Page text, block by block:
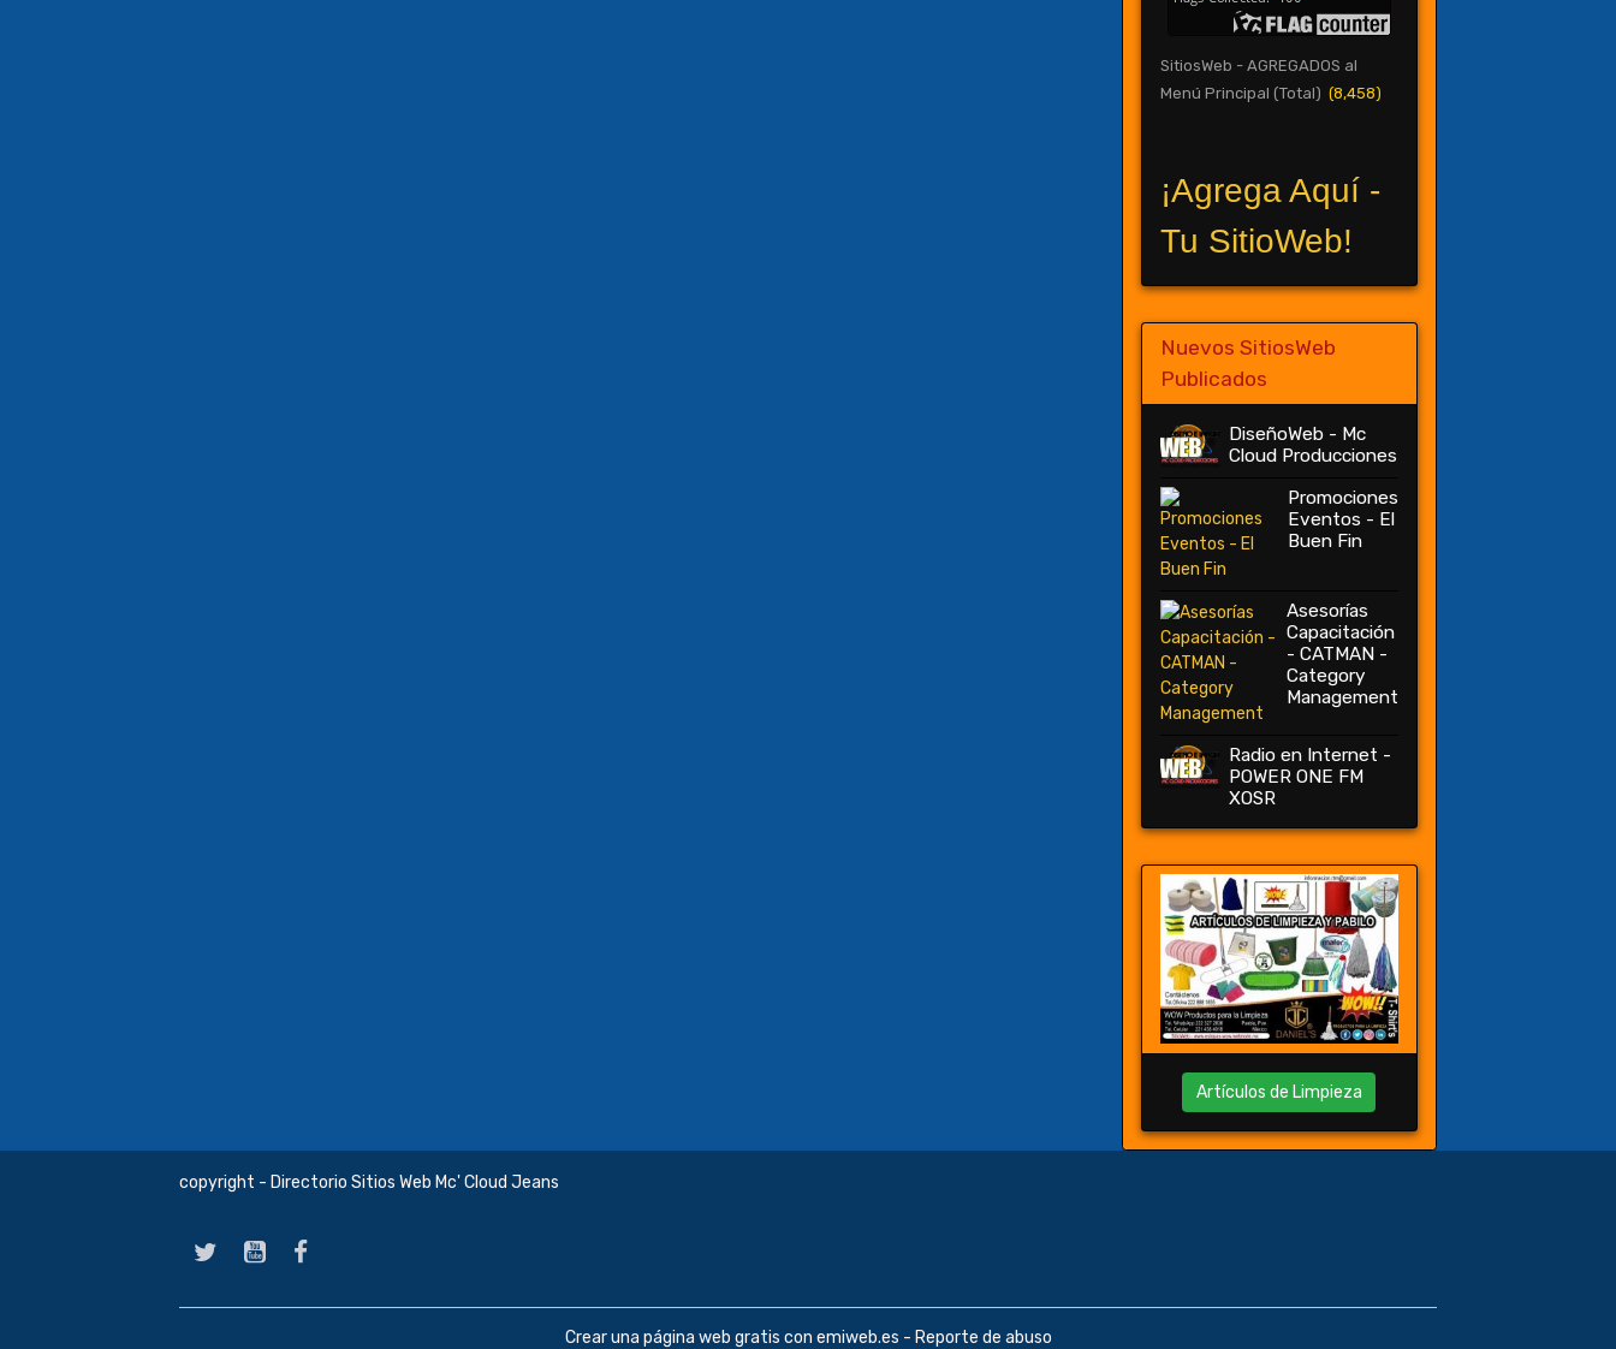
SitiosWeb - AGREGADOS al
Menú Principal (Total) (8,458)
¡Agrega Aquí -
Tu SitioWeb!
Nuevos SitiosWeb
Publicados
DiseñoWeb - Mc
Cloud Producciones
Promociones
Eventos - El
Buen Fin
Asesorías
Capacitación
- CATMAN -
Category
Management
Radio en Internet -
POWER ONE FM
XOSR
Artículos de Limpieza
copyright - Directorio Sitios Web Mc' Cloud Jeans
Crear una página web gratis con emiweb.es - Reporte de abuso